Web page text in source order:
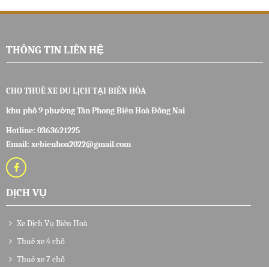
THÔNG TIN LIÊN HỆ
CHO THUÊ XE DU LỊCH TẠI BIÊN HÒA
khu phố 9 phường Tân Phong Biên Hoà Đồng Nai
Hotline: 0363621225
Email: xebienhoa2022@gmail.com
DỊCH VỤ
Xe Dịch Vụ Biên Hoà
Thuê xe 4 chỗ
Thuê xe 7 chỗ